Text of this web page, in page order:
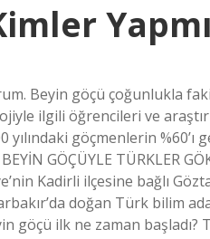
Beyin göçü çoğunlukla
ilgili öğrencileri ve
göçmenlerin
GÖÇÜYLE TÜRKLER
Kadirli ilçesine bağlı
doğan Türk bilim
göçü ilk ne zaman